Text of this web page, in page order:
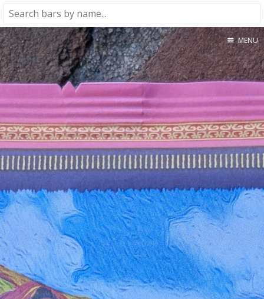
Home
About
★★★★★
★★★★☆
★★★☆☆
★★☆☆☆
★☆☆☆☆
Meta
Privacy Policy
MENU